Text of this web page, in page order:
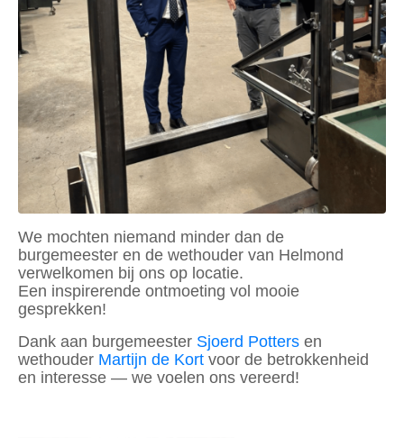
We mochten niemand minder dan de
burgemeester en de wethouder van Helmond
verwelkomen bij ons op locatie.
Een inspirerende ontmoeting vol mooie
gesprekken!
Dank aan burgemeester Sjoerd Potters en
wethouder Martijn de Kort voor de betrokkenheid
en interesse — we voelen ons vereerd!